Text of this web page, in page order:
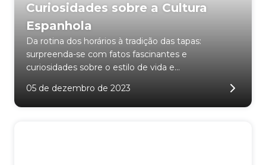
Curiosidades sobre a Cultura
Espanhola
Da rotina dos horários à tradição das tapas:
surpreenda-se com fatos fascinantes e
curiosidades sobre o estilo de vida e...
05 de dezembro de 2023